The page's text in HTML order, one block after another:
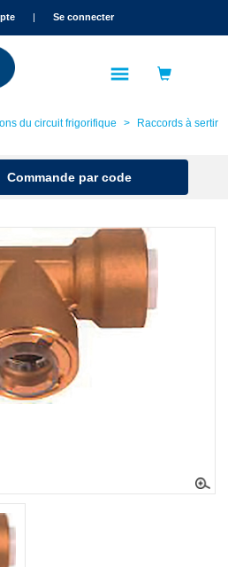
| Se connecter
du circuit frigorifique
Raccords à sertir
Commande par code